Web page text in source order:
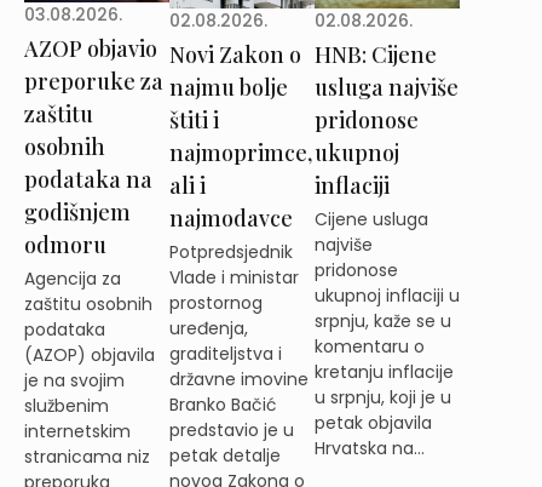
03.08.2026.
AZOP objavio
preporuke za
zaštitu
osobnih
podataka na
godišnjem
odmoru
Agencija za
zaštitu osobnih
podataka
(AZOP) objavila
je na svojim
službenim
internetskim
stranicama niz
preporuka
02.08.2026.
Novi Zakon o
najmu bolje
štiti i
najmoprimce,
ali i
najmodavce
Potpredsjednik
Vlade i ministar
prostornog
uređenja,
graditeljstva i
državne imovine
Branko Bačić
predstavio je u
petak detalje
novog Zakona o
02.08.2026.
HNB: Cijene
usluga najviše
pridonose
ukupnoj
inflaciji
Cijene usluga
najviše
pridonose
ukupnoj inflaciji u
srpnju, kaže se u
komentaru o
kretanju inflacije
u srpnju, koji je u
petak objavila
Hrvatska na...